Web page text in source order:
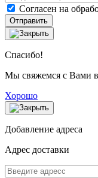
Согласен на
Отправить
Спасибо!
Мы свяжемся с Вами
Хорошо
Добавление адреса
Адрес доставки